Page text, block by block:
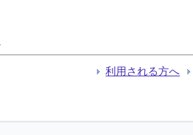
利用される方へ